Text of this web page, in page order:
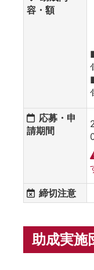
容・額
応募・申
請期間
締切注意
助成実施